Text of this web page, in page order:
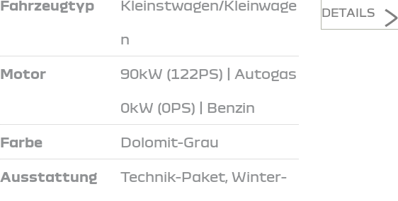
Fahrzeugtyp Kleinstwagen/Kleinwage
n
Motor 90kW (122PS) | Autogas
0kW (0PS) | Benzin
Farbe Dolomit-Grau
Ausstattung Technik-Paket, Winter-
DETAILS